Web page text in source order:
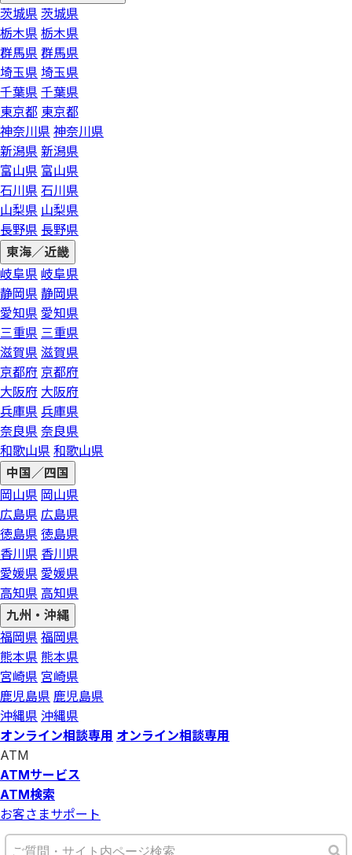
茨城県 茨城県
栃木県 栃木県
群馬県 群馬県
埼玉県 埼玉県
千葉県 千葉県
東京都 東京都
神奈川県 神奈川県
新潟県 新潟県
富山県 富山県
石川県 石川県
山梨県 山梨県
長野県 長野県
東海／近畿
岐阜県 岐阜県
静岡県 静岡県
愛知県 愛知県
三重県 三重県
滋賀県 滋賀県
京都府 京都府
大阪府 大阪府
兵庫県 兵庫県
奈良県 奈良県
和歌山県 和歌山県
中国／四国
岡山県 岡山県
広島県 広島県
徳島県 徳島県
香川県 香川県
愛媛県 愛媛県
高知県 高知県
九州・沖縄
福岡県 福岡県
熊本県 熊本県
宮崎県 宮崎県
鹿児島県 鹿児島県
沖縄県 沖縄県
オンライン相談専用 オンライン相談専用
ATM
ATMサービス
ATM検索
お客さまサポート